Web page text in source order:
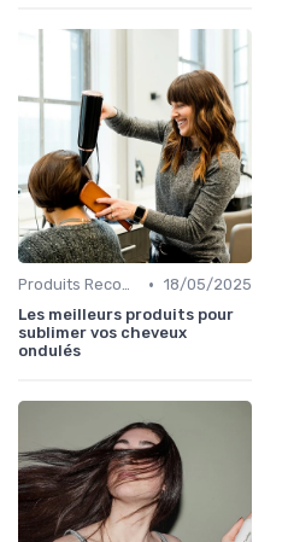
Produits Recommandés • 18/05/2025
Les meilleurs produits pour
sublimer vos cheveux
ondulés